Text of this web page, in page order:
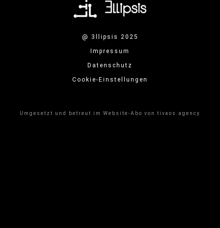
@ 3llipsis 2025
Impressum
Datenschutz
Cookie-Einstellungen
Umgesetzt und betreut im Website-Abo von tivaos.agency